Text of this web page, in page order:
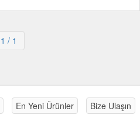
1 / 1
En Yeni Ürünler Bize Ulaşın